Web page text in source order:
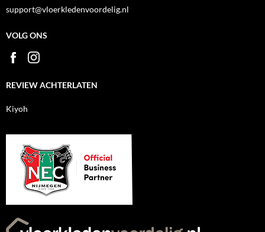
support@vloerkledenvoordelig.nl
VOLG ONS
REVIEW ACHTERLATEN
Kiyoh